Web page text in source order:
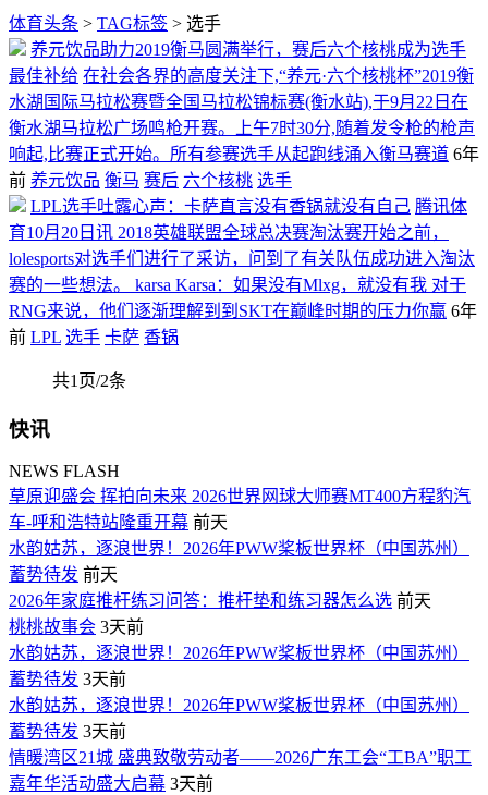
体育头条 > TAG标签 > 选手
养元饮品助力2019衡马圆满举行，赛后六个核桃成为选手
最佳补给 在社会各界的高度关注下,“养元·六个核桃杯”2019衡
水湖国际马拉松赛暨全国马拉松锦标赛(衡水站),于9月22日在
衡水湖马拉松广场鸣枪开赛。上午7时30分,随着发令枪的枪声
响起,比赛正式开始。所有参赛选手从起跑线涌入衡马赛道 6年
前 养元饮品 衡马 赛后 六个核桃 选手
LPL选手吐露心声：卡萨直言没有香锅就没有自己 腾讯体
育10月20日讯 2018英雄联盟全球总决赛淘汰赛开始之前，
lolesports对选手们进行了采访，问到了有关队伍成功进入淘汰
赛的一些想法。 karsa Karsa：如果没有Mlxg，就没有我 对于
RNG来说，他们逐渐理解到到SKT在巅峰时期的压力你赢 6年
前 LPL 选手 卡萨 香锅
共1页/2条
快讯
NEWS FLASH
草原迎盛会 挥拍向未来 2026世界网球大师赛MT400方程豹汽
车-呼和浩特站隆重开幕 前天
水韵姑苏，逐浪世界！2026年PWW桨板世界杯（中国苏州）
蓄势待发 前天
2026年家庭推杆练习问答：推杆垫和练习器怎么选 前天
桃桃故事会 3天前
水韵姑苏，逐浪世界！2026年PWW桨板世界杯（中国苏州）
蓄势待发 3天前
水韵姑苏，逐浪世界！2026年PWW桨板世界杯（中国苏州）
蓄势待发 3天前
情暖湾区21城 盛典致敬劳动者——2026广东工会“工BA”职工
嘉年华活动盛大启幕 3天前